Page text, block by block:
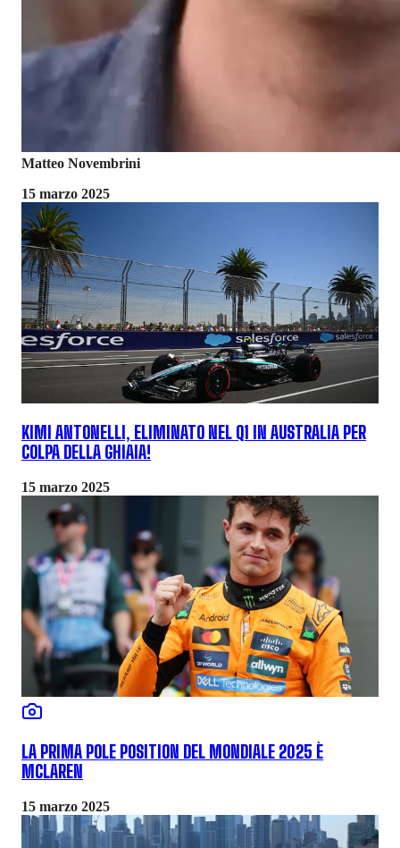
Matteo Novembrini
15 marzo 2025
KIMI ANTONELLI, ELIMINATO NEL Q1 IN AUSTRALIA PER
COLPA DELLA GHIAIA!
15 marzo 2025
LA PRIMA POLE POSITION DEL MONDIALE 2025 È
MCLAREN
15 marzo 2025